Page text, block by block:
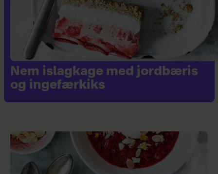
Nem islagkage med jordbæris
og ingefærkiks